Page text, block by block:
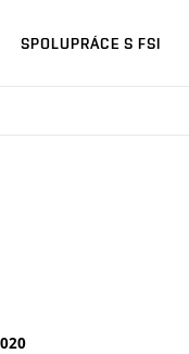
SPOLUPRÁCE S FSI